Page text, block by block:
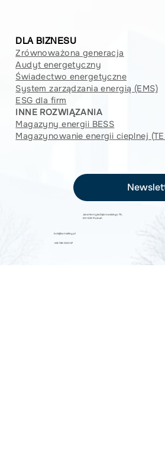
DLA BIZNESU
Zrównoważona generacja
Audyt energetyczny
Świadectwo energetyczne
System zarządzania energią (EMS)
ESG dla firm
INNE ROZWIĄZANIA
Magazyny energii BESS
Magazynowanie energii cieplnej
Jana Henryka Dąbrowskiego 75,
60-523 Poznań
bok@sunvalley.pl
+48 726 002 127